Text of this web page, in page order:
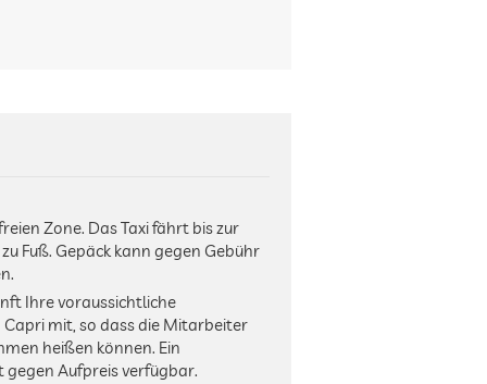
Zone. Das Taxi fährt bis zur
Fuß. Gepäck kann gegen Gebühr
Ihre voraussichtliche
mit, so dass die Mitarbeiter
heißen können. Ein
Aufpreis verfügbar.